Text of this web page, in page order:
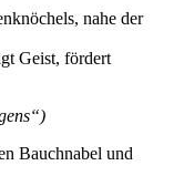
nahe der
Geist, fördert
Bauchnabel und